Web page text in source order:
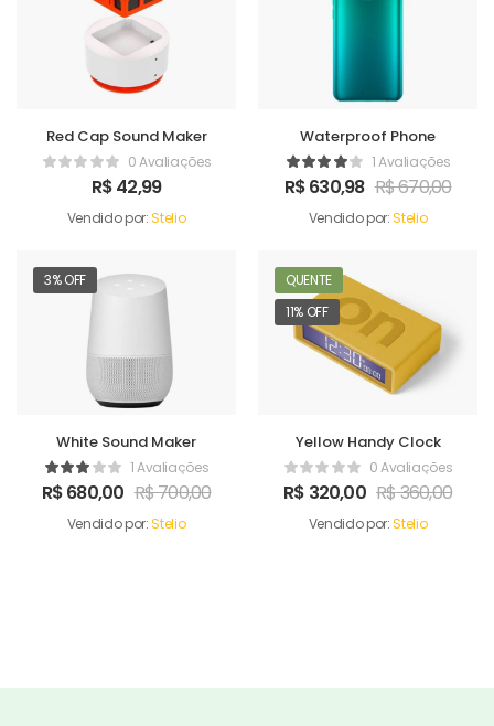
Red Cap Sound Maker
0 Avaliações
R$42,99
Vendido por:Stelio
Waterproof Phone
1 Avaliações
R$630,98 R$670,00
Vendido por:Stelio
3% OFF
White Sound Maker
1 Avaliações
R$680,00 R$700,00
Vendido por:Stelio
QUENTE
11% OFF
Yellow Handy Clock
0 Avaliações
R$ 320,00 R$360,00
Vendido por:Stelio